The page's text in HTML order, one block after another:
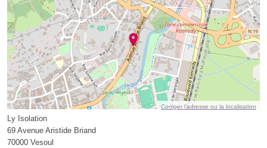
Corriger l’adresse ou la localisation
Ly Isolation
69 Avenue Aristide Briand
70000 Vesoul